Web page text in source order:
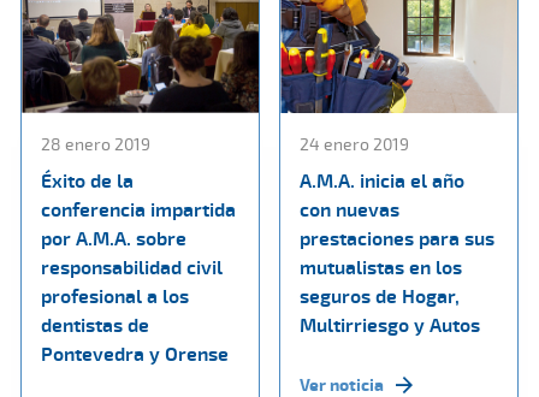
28 enero 2019
Éxito de la
conferencia impartida
por A.M.A. sobre
responsabilidad civil
profesional a los
dentistas de
Pontevedra y Orense
24 enero 2019
A.M.A. inicia el año
con nuevas
prestaciones para sus
mutualistas en los
seguros de Hogar,
Multirriesgo y Autos
Ver noticia